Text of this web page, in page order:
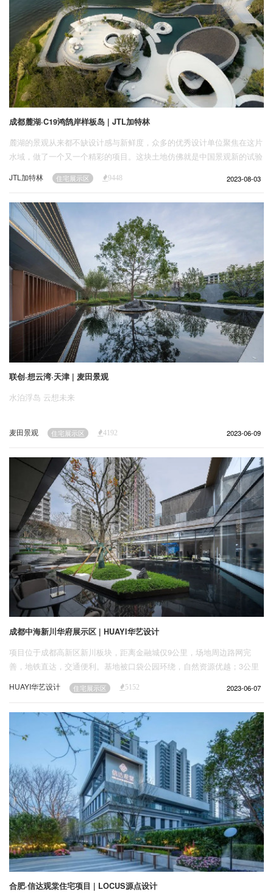
成都麓湖·C19鸿鹄岸样板岛 | JTL加特林
麓湖的景观从来都不缺设计感与新鲜度，众多的优秀设计单位聚焦在这片
水域，做了一个又一个精彩的项目。这块土地仿佛就是中国景观新的试验
场，深深地吸引着对来自四面八方对设计有热爱的人，某种程度上它见证
着设计的变迁与发展，同样能够在这片土地留下自己的设计是一件非常幸
JTL加特林 住宅展示区 9448 2023-08-03
联创·想云湾·天津 | 麦田景观
水泊浮岛 云想未来
麦田景观 住宅展示区 4192 2023-06-09
成都中海新川华府展示区 | HUAYI华艺设计
项目位于成都高新区新川板块，距离金融城仅9公里，场地周边路网完
善，地铁直达，交通便利。基地被口袋公园环绕，自然资源优越；3公里
HUAYI华艺设计 住宅展示区 5152 2023-06-07
合肥·信达观棠住宅项目 | LOCUS源点设计